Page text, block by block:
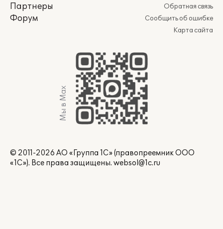
Партнеры
Форум
Обратная связь
Сообщить об ошибке
Карта сайта
Мы в Max
© 2011-2026 АО «Группа 1С» (правопреемник ООО
«1С»). Все права защищены. websol@1c.ru